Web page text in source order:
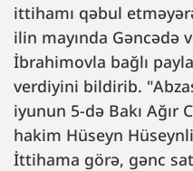
ittihamı qəbul
ilin mayında Gəncədə
İbrahimovla bağlı
verdiyini bildirib.
iyunun 5-də Bakı Ağır
hakim Hüseyn
İttihama görə, gənc